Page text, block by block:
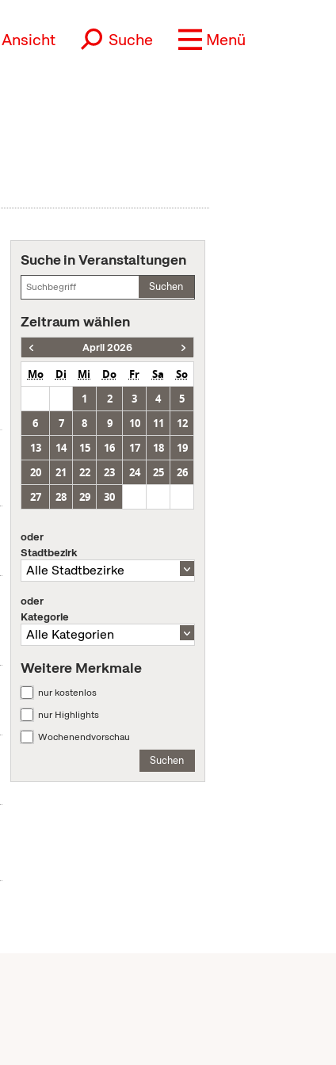
Ansicht Suche Menü
Suche in Veranstaltungen
Suchen
Zeitraum wählen
April 2026
Mo Di Mi Do Fr Sa
So
1
2 3 4
5
6
7 8 9 10 11
12
13
14 15 16 17 18
19
20
21 22 23 24 25
26
27
28 29 30
oder
Stadtbezirk
oder
Kategorie
Weitere Merkmale
nur kostenlos
nur Highlights
Wochenendvorschau
Suchen